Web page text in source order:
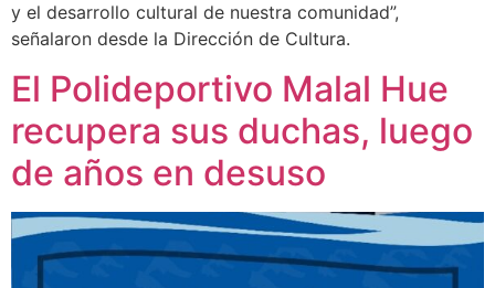
y el desarrollo cultural de nuestra comunidad”,
señalaron desde la Dirección de Cultura.
El Polideportivo Malal Hue
recupera sus duchas, luego
de años en desuso